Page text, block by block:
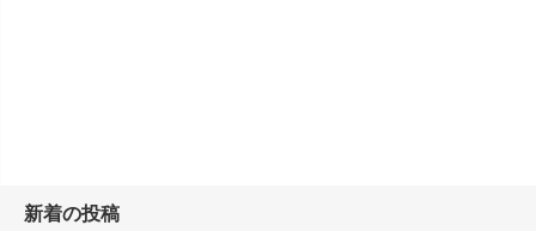
新着の投稿